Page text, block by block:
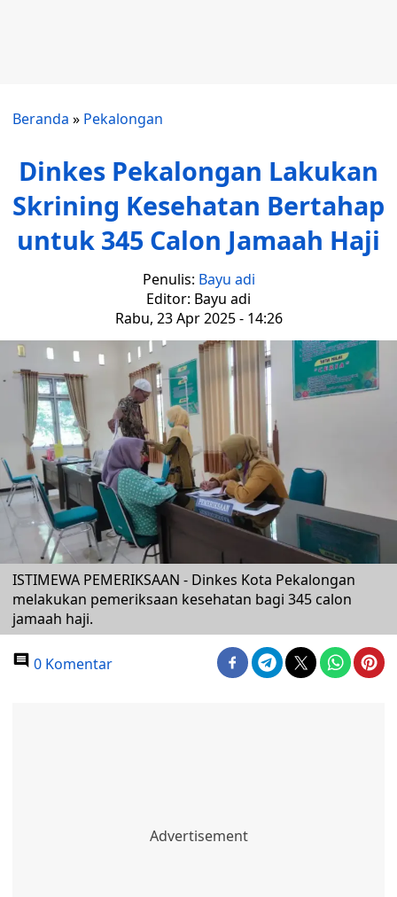
Beranda » Pekalongan
Dinkes Pekalongan Lakukan
Skrining Kesehatan Bertahap
untuk 345 Calon Jamaah Haji
Penulis: Bayu adi
Editor: Bayu adi
Rabu, 23 Apr 2025 - 14:26
ISTIMEWA PEMERIKSAAN - Dinkes Kota Pekalongan
melakukan pemeriksaan kesehatan bagi 345 calon
jamaah haji.
0 Komentar